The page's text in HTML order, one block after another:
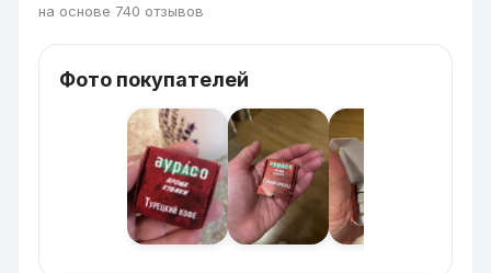
на основе 740 отзывов
Фото покупателей